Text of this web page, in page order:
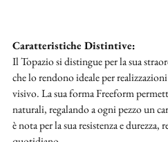
Caratteristiche Distintive:
Il Topazio si distingue per la sua
che lo rendono ideale per
visivo. La sua forma Freeform
naturali, regalando a ogni pezzo un
è nota per la sua resistenza e